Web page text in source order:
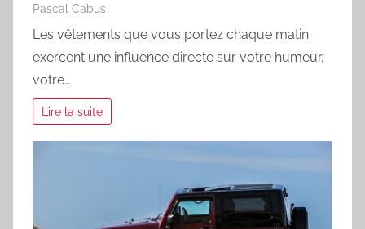
Pascal Cabus
Les vêtements que vous portez chaque matin
exercent une influence directe sur votre humeur,
votre…
Lire la suite